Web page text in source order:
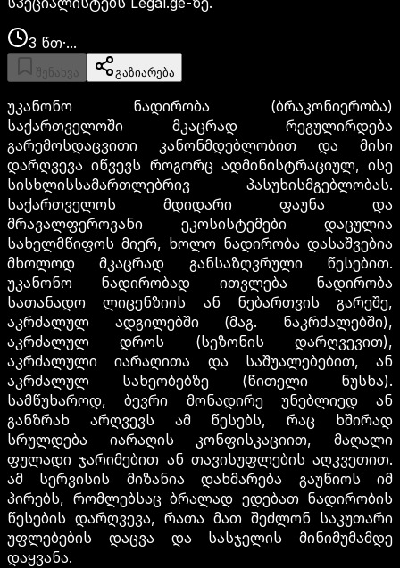
3 წთ·...
შენახვა გაზიარება
უკანონო ნადირობა (ბრაკონიერობა)
საქართველოში მკაცრად რეგულირდება
გარემოსდაცვითი კანონმდებლობით და მისი
დარღვევა იწვევს როგორც ადმინისტრაციულ, ისე
სისხლისსამართლებრივ პასუხისმგებლობას.
საქართველოს მდიდარი ფაუნა და
მრავალფეროვანი ეკოსისტემები დაცულია
სახელმწიფოს მიერ, ხოლო ნადირობა დასაშვებია
მხოლოდ მკაცრად განსაზღვრული წესებით.
უკანონო ნადირობად ითვლება ნადირობა
სათანადო ლიცენზიის ან ნებართვის გარეშე,
აკრძალულ ადგილებში (მაგ. ნაკრძალებში),
აკრძალულ დროს (სეზონის დარღვევით),
აკრძალული იარაღითა და საშუალებებით, ან
აკრძალულ სახეობებზე (წითელი ნუსხა).
სამწუხაროდ, ბევრი მონადირე უნებლიედ ან
განზრახ არღვევს ამ წესებს, რაც ხშირად
სრულდება იარაღის კონფისკაციით, მაღალი
ფულადი ჯარიმებით ან თავისუფლების აღკვეთით.
ამ სერვისის მიზანია დახმარება გაუწიოს იმ
პირებს, რომლებსაც ბრალად ედებათ ნადირობის
წესების დარღვევა, რათა მათ შეძლონ საკუთარი
უფლებების დაცვა და სასჯელის მინიმუმამდე
დაყვანა.